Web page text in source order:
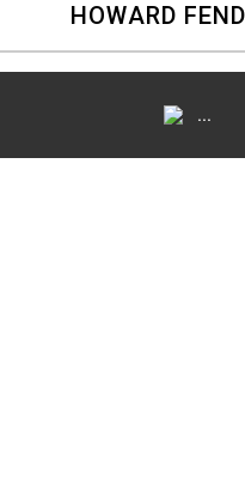
HOWARD
...